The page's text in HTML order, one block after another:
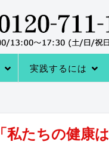
実践するには
「私たちの健康は